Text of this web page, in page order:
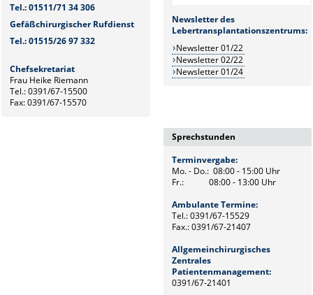
Tel.: 01511/71 34 306
Gefäßchirurgischer Rufdienst
Tel.: 01515/26 97 332
Chefsekretariat
Frau Heike Riemann
Tel.: 0391/67-15500
Fax: 0391/67-15570
Newsletter des
Lebertransplantationszentrums:
Newsletter 01/22
Newsletter 02/22
Newsletter 01/24
Sprechstunden
Terminvergabe:
Mo. - Do.: 08:00 - 15:00 Uhr
Fr.: 08:00 - 13:00 Uhr
Ambulante Termine:
Tel.: 0391/67-15529
Fax.: 0391/67-21407
Allgemeinchirurgisches
Zentrales
Patientenmanagement:
0391/67-21401